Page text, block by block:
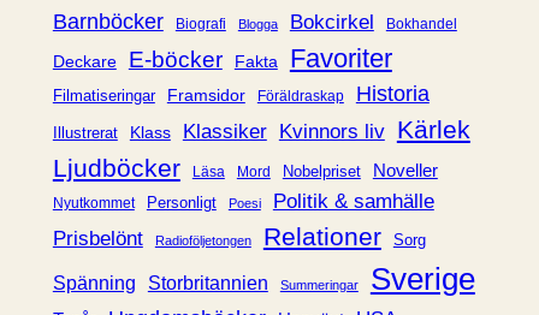
r
i
Barnböcker Biografi Blogga Bokcirkel Bokhandel
Deckare E-böcker Fakta Favoriter
Filmatiseringar Framsidor Föräldraskap Historia
Illustrerat Klass Klassiker Kvinnors liv Kärlek
Ljudböcker
Läsa Mord Nobelpriset Noveller
Nyutkommet Personligt Poesi
Politik & samhälle
Prisbelönt
Radioföljetongen Relationer Sorg
Spänning Storbritannien Summeringar Sverige